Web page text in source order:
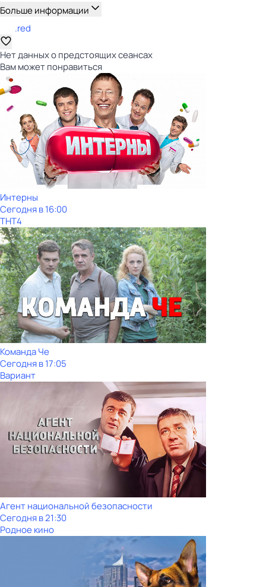
Больше информации
.red
Нет данных о предстоящих сеансах
Вам может понравиться
Интерны
Сегодня в 16:00
ТНТ4
Команда Че
Сегодня в 17:05
Вариант
Агент национальной безопасности
Сегодня в 21:30
Родное кино